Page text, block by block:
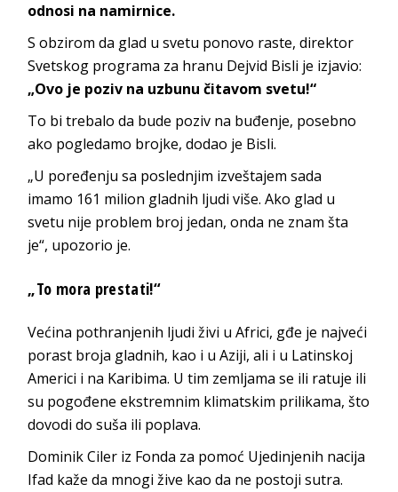
odnosi na namirnice.
S obzirom da glad u svetu ponovo raste, direktor
Svetskog programa za hranu Dejvid Bisli je izjavio:
„Ovo je poziv na uzbunu čitavom svetu!“
To bi trebalo da bude poziv na buđenje, posebno
ako pogledamo brojke, dodao je Bisli.
„U poređenju sa poslednjim izveštajem sada
imamo 161 milion gladnih ljudi više. Ako glad u
svetu nije problem broj jedan, onda ne znam šta
je“, upozorio je.
„To mora prestati!“
Većina pothranjenih ljudi živi u Africi, gđe je najveći
porast broja gladnih, kao i u Aziji, ali i u Latinskoj
Americi i na Karibima. U tim zemljama se ili ratuje ili
su pogođene ekstremnim klimatskim prilikama, što
dovodi do suša ili poplava.
Dominik Ciler iz Fonda za pomoć Ujedinjenih nacija
Ifad kaže da mnogi žive kao da ne postoji sutra.